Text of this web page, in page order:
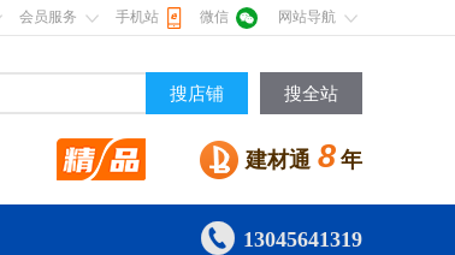
会员服务 手机站 微信 网站导航
搜店铺 搜全站
建材通 8 年
 13045641319